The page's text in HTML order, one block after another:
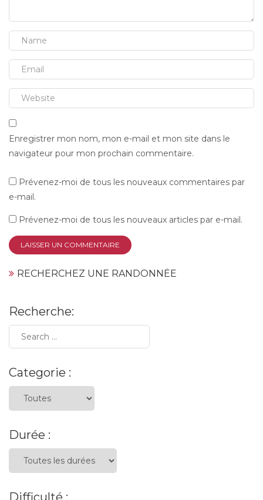
Enregistrer mon nom, mon e-mail et mon site dans le
navigateur pour mon prochain commentaire.
Prévenez-moi de tous les nouveaux commentaires par
e-mail.
Prévenez-moi de tous les nouveaux articles par e-mail.
RECHERCHEZ UNE RANDONNÉE
Recherche:
Categorie :
Durée :